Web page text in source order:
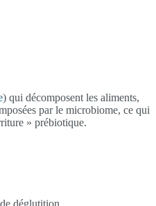
) qui décomposent les aliments,
par le microbiome, ce qui
» prébiotique.
déglutition.